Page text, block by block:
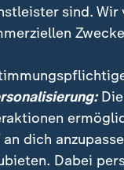
einzige Mal,
im Mai,
auf dem
(deutsch:
sind. Wir
Die
an dich
Dabei